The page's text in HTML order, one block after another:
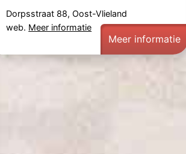
Dorpsstraat 88, Oost-Vlieland
web. Meer informatie
Meer informatie